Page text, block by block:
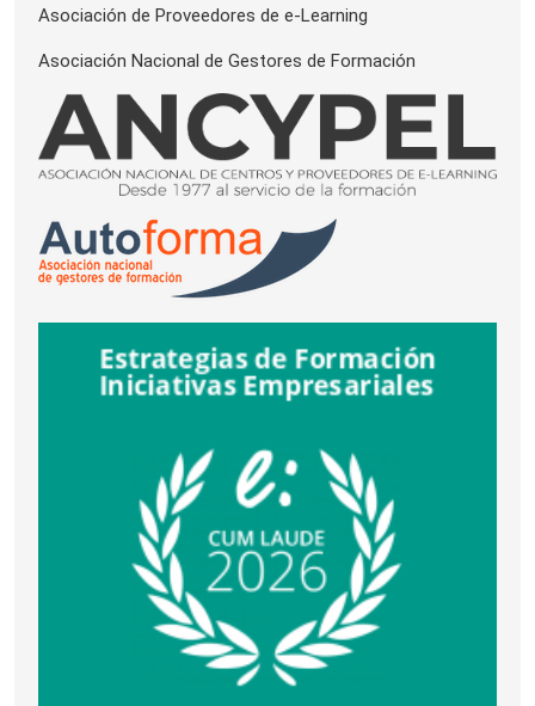
Asociación de Proveedores de e-Learning
Asociación Nacional de Gestores de Formación